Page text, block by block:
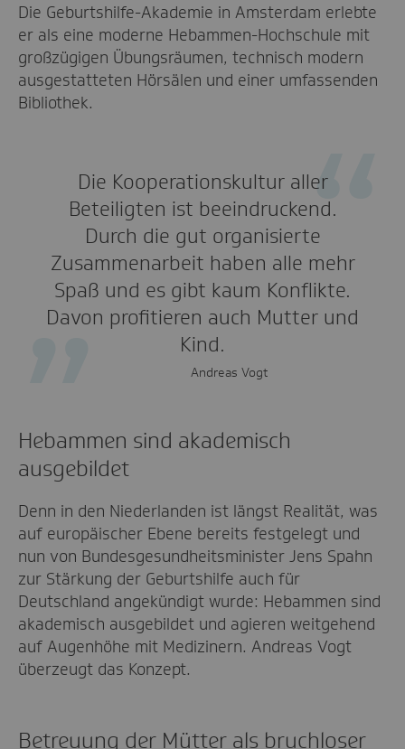
Die Geburtshilfe-Akademie in Amsterdam erlebte
er als eine moderne Hebammen-Hochschule mit
großzügigen Übungsräumen, technisch modern
ausgestatteten Hörsälen und einer umfassenden
Bibliothek.
Die Kooperationskultur aller
Beteiligten ist beeindruckend.
Durch die gut organisierte
Zusammenarbeit haben alle mehr
Spaß und es gibt kaum Konflikte.
Davon profitieren auch Mutter und
Kind.
Andreas Vogt
Hebammen sind akademisch
ausgebildet
Denn in den Niederlanden ist längst Realität, was
auf europäischer Ebene bereits festgelegt und
nun von Bundesgesundheitsminister Jens Spahn
zur Stärkung der Geburtshilfe auch für
Deutschland angekündigt wurde: Hebammen sind
akademisch ausgebildet und agieren weitgehend
auf Augenhöhe mit Medizinern. Andreas Vogt
überzeugt das Konzept.
Betreuung der Mütter als bruchloser